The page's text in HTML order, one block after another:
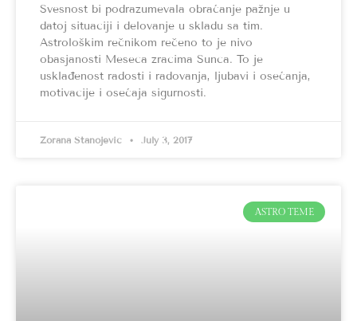
Svesnost bi podrazumevala obraćanje pažnje u
datoj situaciji i delovanje u skladu sa tim.
Astrološkim rečnikom rečeno to je nivo
obasjanosti Meseca zracima Sunca. To je
usklađenost radosti i radovanja, ljubavi i osećanja,
motivacije i osećaja sigurnosti.
Zorana Stanojević July 3, 2017
ASTRO TEME